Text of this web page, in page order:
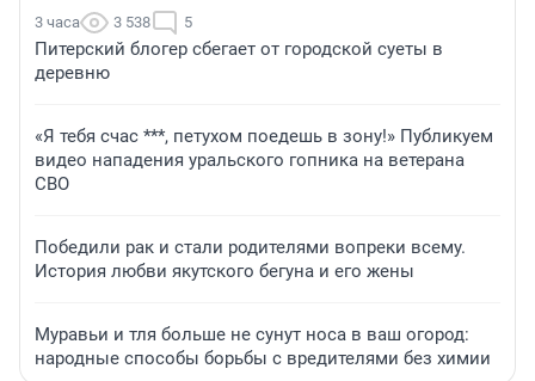
3 часа 3 538 5
Питерский блогер сбегает от городской суеты в
деревню
«Я тебя счас ***, петухом поедешь в зону!» Публикуем
видео нападения уральского гопника на ветерана
СВО
Победили рак и стали родителями вопреки всему.
История любви якутского бегуна и его жены
Муравьи и тля больше не сунут носа в ваш огород:
народные способы борьбы с вредителями без химии